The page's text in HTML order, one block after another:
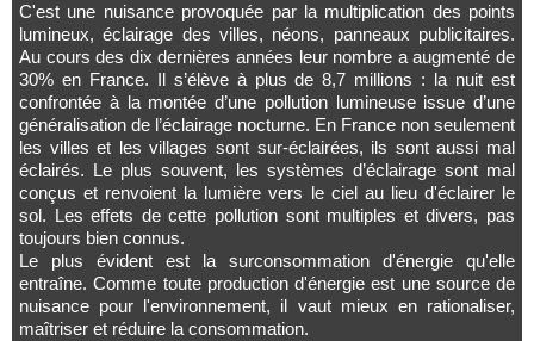
C'est une nuisance provoquée par la multiplication des points
lumineux, éclairage des villes, néons, panneaux publicitaires.
Au cours des dix dernières années leur nombre a augmenté de
30% en France. Il s’élève à plus de 8,7 millions : la nuit est
confrontée à la montée d’une pollution lumineuse issue d’une
généralisation de l’éclairage nocturne. En France non seulement
les villes et les villages sont sur-éclairées, ils sont aussi mal
éclairés. Le plus souvent, les systèmes d’éclairage sont mal
conçus et renvoient la lumière vers le ciel au lieu d'éclairer le
sol. Les effets de cette pollution sont multiples et divers, pas
toujours bien connus.
Le plus évident est la surconsommation d'énergie qu'elle
entraîne. Comme toute production d'énergie est une source de
nuisance pour l'environnement, il vaut mieux en rationaliser,
maîtriser et réduire la consommation.